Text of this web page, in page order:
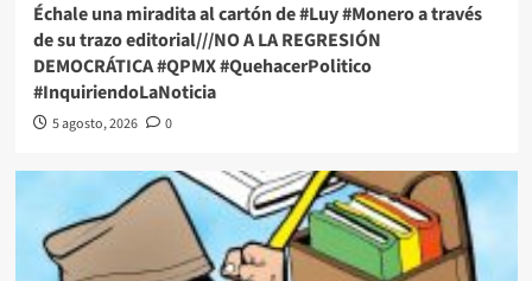
Échale una miradita al cartón de #Luy #Monero a través
de su trazo editorial///NO A LA REGRESIÓN
DEMOCRÁTICA #QPMX #QuehacerPolitico
#InquiriendoLaNoticia
5 agosto, 2026 0